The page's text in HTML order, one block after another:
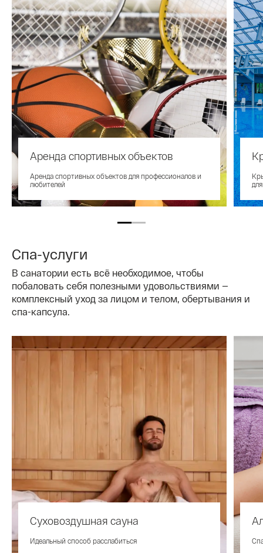
Аренда спортивных объектов
Аренда спортивных объектов для профессионалов и
любителей
Спа-услуги
В санатории есть всё необходимое, чтобы
побаловать себя полезными удовольствиями —
комплексный уход за лицом и телом, обертывания и
спа-капсула.
Суховоздушная сауна
Идеальный способ расслабиться